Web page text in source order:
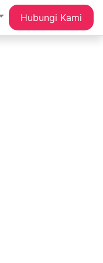
Hubungi Kami